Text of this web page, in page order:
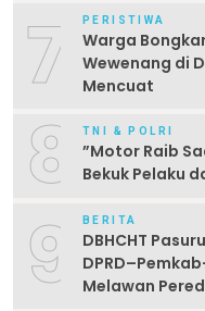
7 PERISTIWA
Warga
Wewenang di
Mencuat
8 TNI & POLRI
‎”Motor Raib
Bekuk Pelaku
9 BERITA
DBHCHT
Melawan